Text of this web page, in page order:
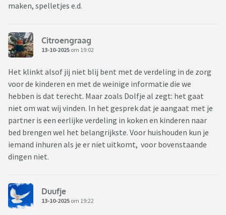
maken, spelletjes e.d.
Citroengraag
13-10-2025 om 19:02
Het klinkt alsof jij niet blij bent met de verdeling in de zorg
voor de kinderen en met de weinige informatie die we
hebben is dat terecht. Maar zoals Dolfje al zegt: het gaat
niet om wat wij vinden. In het gesprek dat je aangaat met je
partner is een eerlijke verdeling in koken en kinderen naar
bed brengen wel het belangrijkste. Voor huishouden kun je
iemand inhuren als je er niet uitkomt, voor bovenstaande
dingen niet.
Duufje
13-10-2025 om 19:22